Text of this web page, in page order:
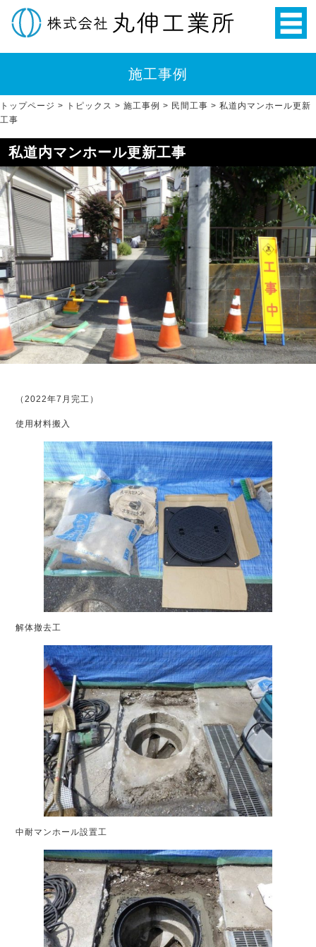
施工事例
トップページ > トピックス > 施工事例 > 民間工事 > 私道内マンホール更新
工事
私道内マンホール更新工事
（2022年7月完工）
使用材料搬入
解体撤去工
中耐マンホール設置工